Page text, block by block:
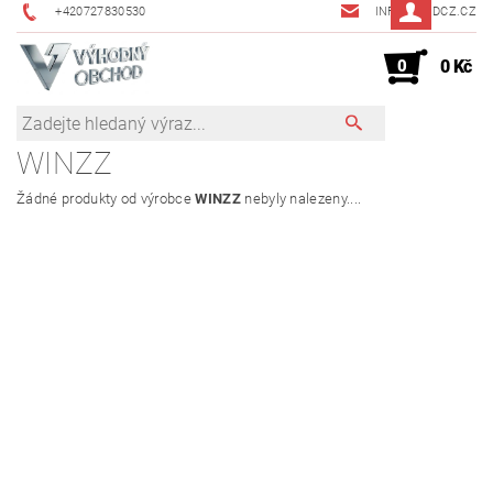
+420727830530 INFO@JMDCZ.CZ
0 0 Kč
WINZZ
Žádné produkty od výrobceWINZZnebyly nalezeny....